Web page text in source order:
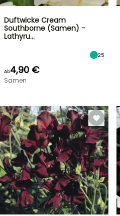
Duftwicke Cream
Southborne (Samen) -
Lathyru…
25
Ab4,90 €
Samen